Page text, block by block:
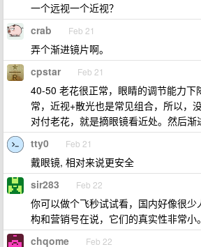
一个远视一个近视？
crab Feb 21
弄个渐进镜片啊。
cpstar Feb 21
40-50 老花很正常，眼睛的调节能力下
常，近视+散光也是常见组合，所以，
对付老花，就是摘眼镜看近处。然后渐
tty0 Feb 21
戴眼镜, 相对来说更安全
sir283 Feb 22
你可以做个飞秒试试看，国内好像很
构和营销号在说，它们的真实性非常小。
chqome Feb 22